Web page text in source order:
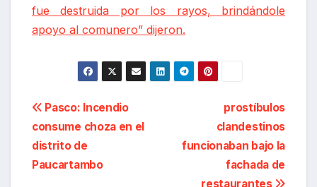
fue destruida por los rayos, brindándole
apoyo al comunero” dijeron.
Navegación
de
entradas
prostíbulos
clandestinos
funcionaban bajo la
fachada de
restaurantes
Pasco: Incendio
consume choza en el
distrito de
Paucartambo